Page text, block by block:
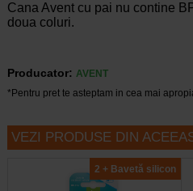
Cana Avent cu pai nu contine
doua coluri.
Producator: AVENT
*Pentru pret te asteptam in cea mai
VEZI PRODUSE DIN
2 + Bavetă silicon